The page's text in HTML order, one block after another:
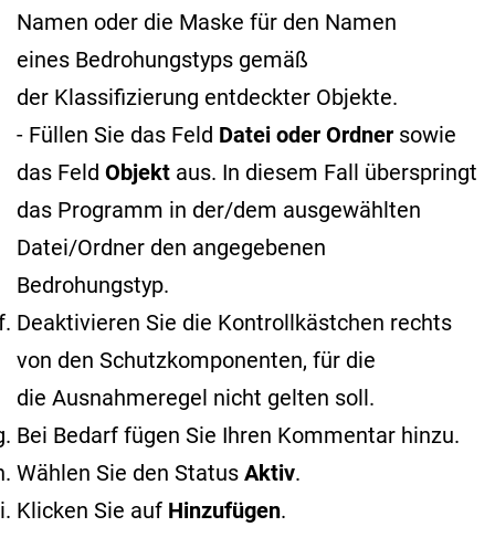
Namen oder die Maske für den Namen
eines Bedrohungstyps gemäß
der Klassifizierung entdeckter Objekte.
- Füllen Sie das Feld Datei oder Ordner sowie
das Feld Objekt aus. In diesem Fall überspringt
das Programm in der/dem ausgewählten
Datei/Ordner den angegebenen
Bedrohungstyp.
Deaktivieren Sie die Kontrollkästchen rechts
von den Schutzkomponenten, für die
die Ausnahmeregel nicht gelten soll.
Bei Bedarf fügen Sie Ihren Kommentar hinzu.
Wählen Sie den Status Aktiv.
Klicken Sie auf Hinzufügen.